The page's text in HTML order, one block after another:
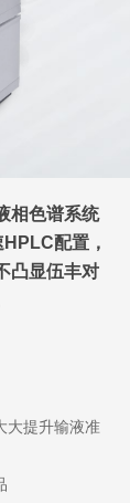
相色谱系统
配置，
凸显伍丰对
大提升输液准